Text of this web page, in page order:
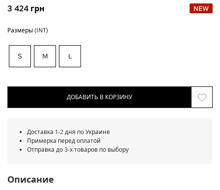
3 424 грн NEW
Размеры (INT)
S M L
ДОБАВИТЬ В КОРЗИНУ
Доставка 1-2 дня по Украине
Примерка перед оплатой
Отправка до 3-х товаров по выбору
Описание